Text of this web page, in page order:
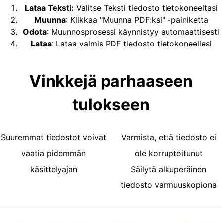
Lataa Teksti: Valitse Teksti tiedosto tietokoneeltasi
Muunna: Klikkaa "Muunna PDF:ksi" -painiketta
Odota: Muunnosprosessi käynnistyy automaattisesti
Lataa: Lataa valmis PDF tiedosto tietokoneellesi
Vinkkejä parhaaseen
tulokseen
Suuremmat tiedostot voivat
vaatia pidemmän
käsittelyajan
Varmista, että tiedosto ei
ole korruptoitunut
Säilytä alkuperäinen
tiedosto varmuuskopiona